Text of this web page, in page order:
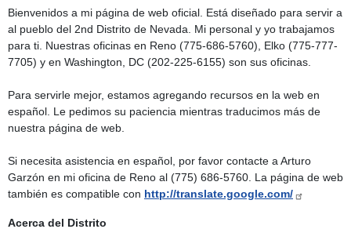
Bienvenidos a mi página de web oficial. Está diseñado para servir a
al pueblo del 2nd Distrito de Nevada. Mi personal y yo trabajamos
para ti. Nuestras oficinas en Reno (775-686-5760), Elko (775-777-
7705) y en Washington, DC (202-225-6155) son sus oficinas.
Para servirle mejor, estamos agregando recursos en la web en
español. Le pedimos su paciencia mientras traducimos más de
nuestra página de web.
Si necesita asistencia en español, por favor contacte a Arturo
Garzón en mi oficina de Reno al (775) 686-5760. La página de web
también es compatible con http://translate.google.com/
Acerca del Distrito